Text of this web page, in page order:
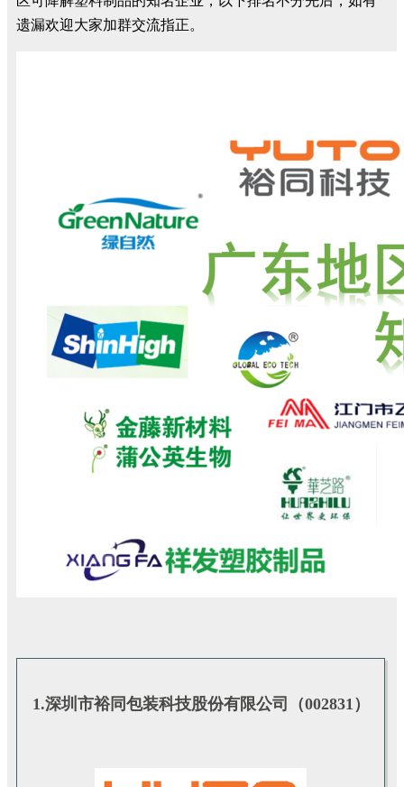
遗漏欢迎大家加群交流指正。
1.深圳市裕同包装科技股份有限公司（002831）